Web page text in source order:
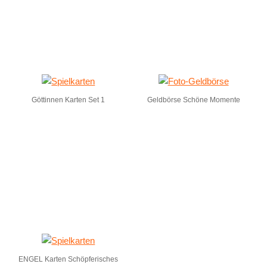
Göttinnen Karten Set 1 Geldbörse Schöne Momente
ENGEL Karten Schöpferisches